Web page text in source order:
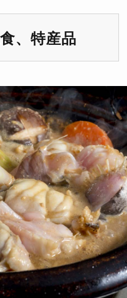
、特産品